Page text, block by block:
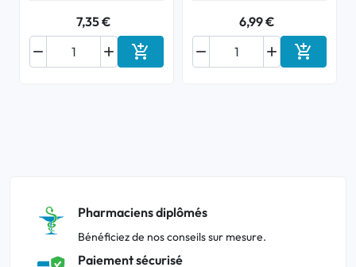
7,35 €

 Ajouter au panier
6,99 €

 Ajouter
Pharmaciens diplômés
Bénéficiez de nos conseils sur mesure.
Paiement sécurisé